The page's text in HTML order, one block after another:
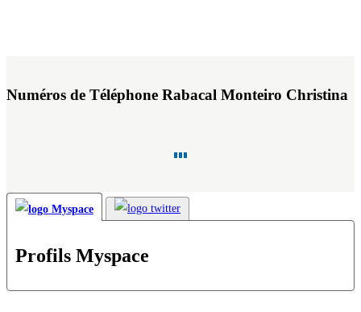
Numéros de Téléphone Rabacal Monteiro Christina
Profils Myspace